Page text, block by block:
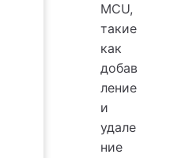
MCU,
такие
как
добав
ление
и
удале
ние